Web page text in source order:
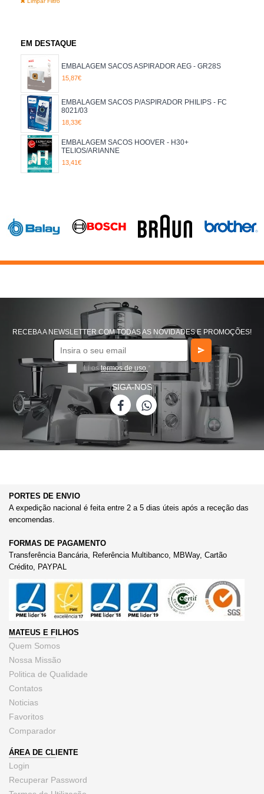
ASPIRADORES
SACOS
EM DESTAQUE
EMBALAGEM SACOS ASPIRADOR AEG - GR28S
15,87€
EMBALAGEM SACOS P/ASPIRADOR PHILIPS - FC
8021/03
18,33€
EMBALAGEM SACOS HOOVER - H30+
TELIOS/ARIANNE
13,41€
RECEBA A NEWSLETTER COM TODAS AS NOVIDADES E PROMOÇÕES!
Li ostermos de uso *
SIGA-NOS
PORTES DE ENVIO
A expedição nacional é feita entre 2 a 5 dias úteis após a receção das
encomendas.
FORMAS DE PAGAMENTO
Transferência Bancária, Referência Multibanco, MBWay, Cartão
Crédito, PAYPAL
MATEUS E FILHOS
Quem Somos
Nossa Missão
Politica de Qualidade
Contatos
Noticias
Favoritos
Comparador
ÁREA DE CLIENTE
Login
Recuperar Password